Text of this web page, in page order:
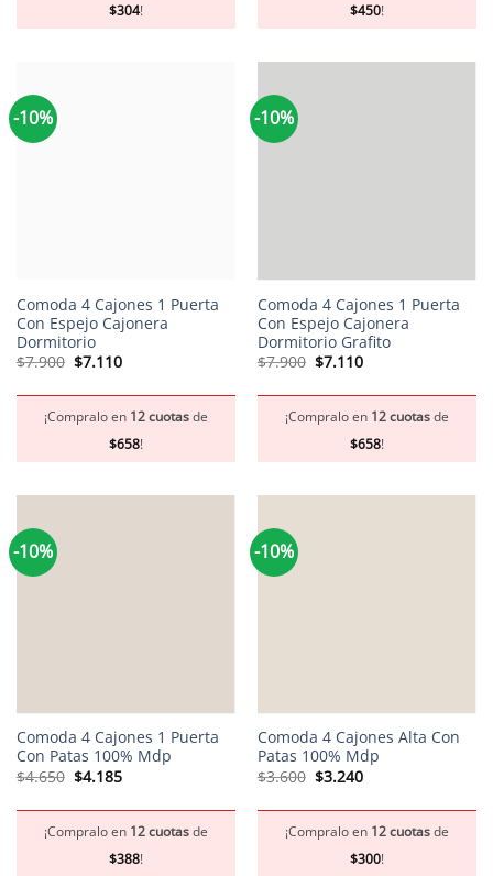
$304!
$450!
-10%
Comoda 4 Cajones 1 Puerta
Con Espejo Cajonera
Dormitorio
$7.900 El
precio
era:
$7.900.
$7.110El
precio
es:
$7.110.
¡Compralo en 12 cuotasde
$658!
-10%
Comoda 4 Cajones 1 Puerta
Con Espejo Cajonera
Dormitorio Grafito
$7.900 El
precio
era:
$7.900.
$7.110El
precio
es:
$7.110.
¡Compralo en 12 cuotasde
$658!
-10%
Comoda 4 Cajones 1 Puerta
Con Patas 100% Mdp
$4.650 El
precio
era:
$4.650.
$4.185El
precio
es:
$4.185.
¡Compralo en 12 cuotasde
$388!
-10%
Comoda 4 Cajones Alta Con
Patas 100% Mdp
$3.600 El
precio
era:
$3.600.
$3.240El
precio
es:
$3.240.
¡Compralo en 12 cuotasde
$300!